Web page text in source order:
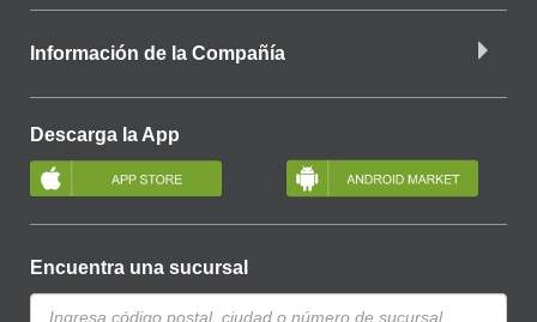
Información de la Compañía
Descarga la App
Encuentra una sucursal